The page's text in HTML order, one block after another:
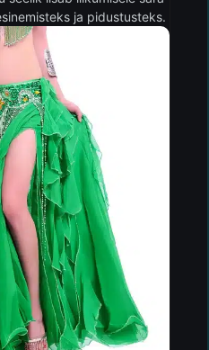
ja pidustusteks.